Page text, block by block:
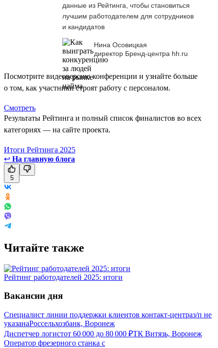
данные из Рейтинга, чтобы становиться
лучшим работодателем для сотрудников
и кандидатов
Нина Осовицкая
директор Бренд-центра hh.ru
Посмотрите видеоверсию конференции и узнайте больше
о том, как участники строят работу с персоналом.
Смотреть
Результаты Рейтинга и полный список финалистов во всех
категориях — на сайте проекта.
Итоги Рейтинга 2025
↩ На главную блога
5
Читайте также
Рейтинг работодателей 2025: итоги
Вакансии дня
Специалист линии поддержки клиентов контакт-центраз/п не
указанаРоссельхозбанк, Воронеж
Диспетчер логистот 60 000 до 80 000 ₽ТК Витязь, Воронеж
Оператор фрезерного станка с